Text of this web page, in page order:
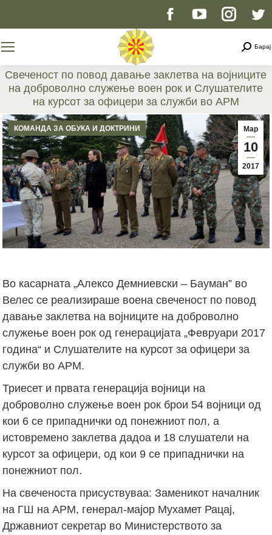
Facebook
opens
in
new
window
YouTube
opens
in
new
window
page
opens
in
new
window
Барај
Свеченост по повод давање заклетва на војниците
на доброволно служење воен рок и Слушателите
на курсот за офицери за служби во АРМ
You are here:
Мар
10
2017
КОМАНДА ЗА ОБУКА И ДОКТРИНИ
Во касарната „Алексо Демниевски – Бауман” во
Велес се реализираше воена свеченост по повод
давање заклетва на војниците на доброволно
служење воен рок од генерацијата „Февруари 2017
година“ и Слушателите на курсот за офицери за
служби во АРМ.
Триесет и првата генерација војници на
доброволно служење воен рок брои 54 војници од
кои 6 се припаднички од понежниот пол, а
истовремено заклетва дадоа и 18 слушатели на
курсот за офицери, од кои 9 се припаднички на
понежниот пол.
На свеченоста присуствуваа: Заменикот началник
на ГШ на АРМ, генерал-мајор Мухамет Рацај,
Државниот секретар во Министерството за